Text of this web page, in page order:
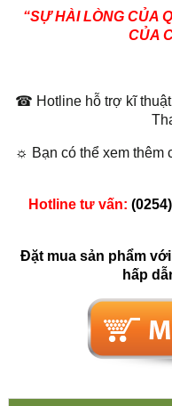
“SỰ HÀI LÒNG CỦA
CỦA
☎ Hotline hỗ trợ kĩ thuật
☼ Bạn có thể xem thêm
Hotline tư vấn:
Đặt mua sản phẩm
hấp